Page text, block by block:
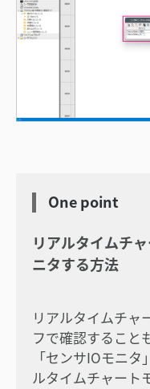
One point
リアルタイムチ
ニタする方法
リアルタイムチャ
フで確認すること
「センサIOモニ
ルタイムチャート